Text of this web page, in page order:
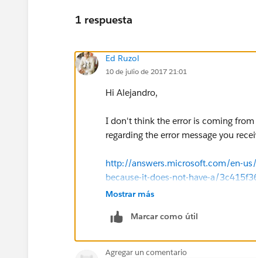
1 respuesta
Ed Ruzol
10 de julio de 2017 21:01
Hi Alejandro,
I don't think the error is coming
regarding the error message you
http://answers.microsoft.com/en-
because-it-does-not-have-a/
a9d3-400d-9f63-9029551e61a1
Thanks!
Mostrar más
Marcar como útil
Agregar un comentario